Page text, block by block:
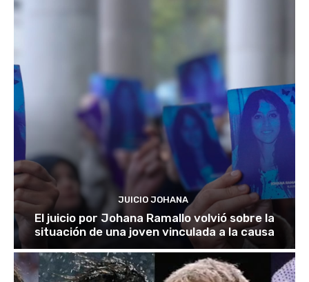
JUICIO JOHANA
El juicio por Johana Ramallo volvió sobre la
situación de una joven vinculada a la causa